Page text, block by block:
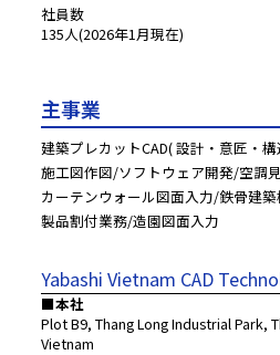
社員数
135人(2026年1月現在)
主事業
建築プレカットCAD( 設計・意匠・
施工図作図/ソフトウェア開発/空調
カーテンウォール図面入力/鉄骨建
製品割付業務/造園図面入力
Yabashi Vietnam CAD
■本社
Plot B9, Thang Long Industrial Park,
Vietnam